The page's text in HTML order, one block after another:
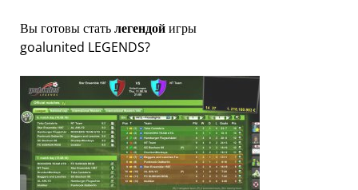
Вы готовы статьлегендойигры
goalunited LEGENDS?